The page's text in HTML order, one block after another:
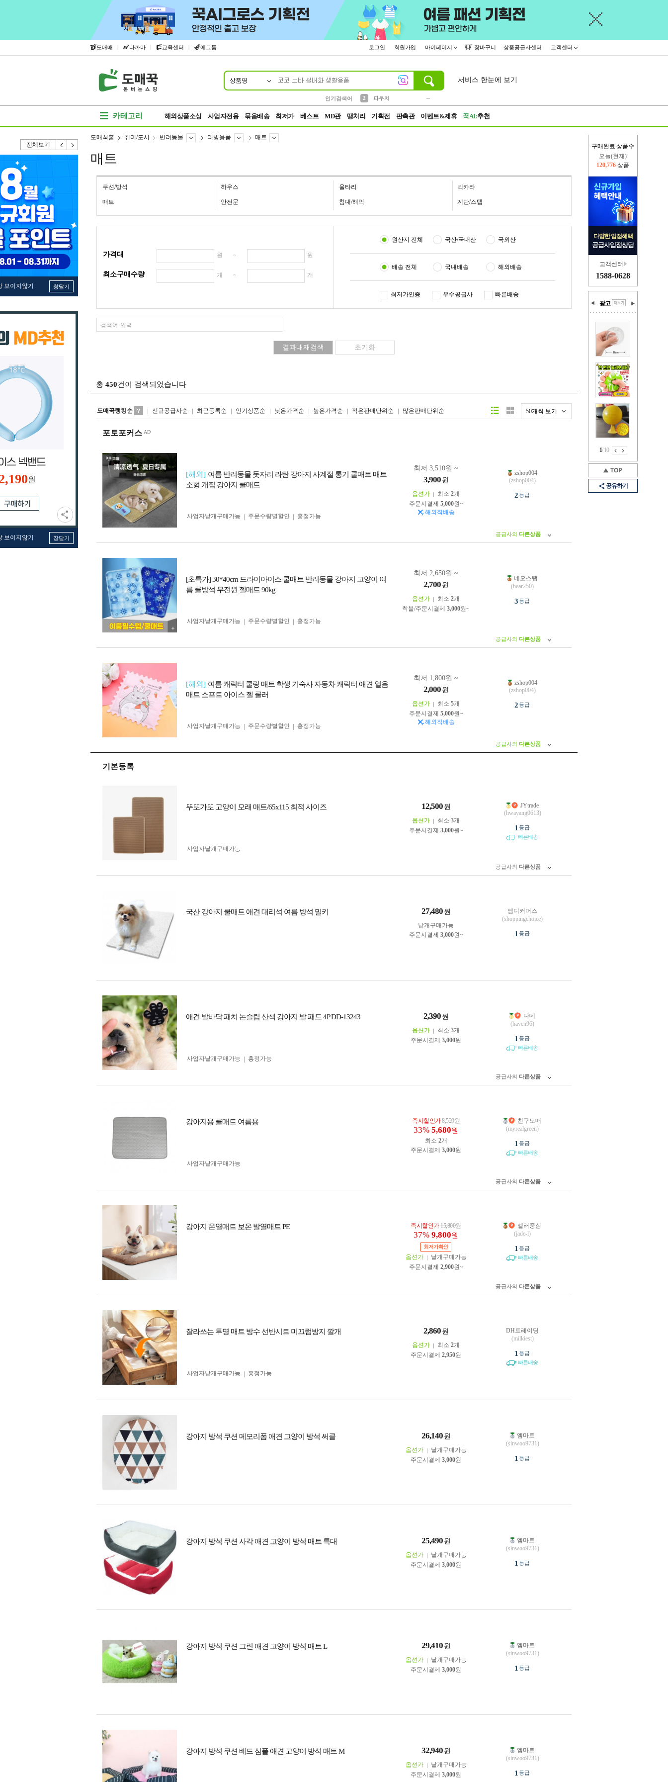
도매매 | 나까마 | 교육센터 | 에그돔 로그인 회원가입 마이페이지 장바구니 상품공급사센터 고객센터
상품명
인기검색어
2
파우치
서비스 한눈에 보기
카테고리 해외상품소싱 사업자전용 묶음배송 최저가 베스트 MD관 땡처리 기획전 판촉관 이벤트&제휴 꾹AI:추천
전체보기
보이지않기 창닫기
원
보이지않기 창닫기
구매완료 상품수
오늘(현재)
120,776 상품
다양한 입점혜택
공급사입점상담
고객센터
1588-0628
광고
1/10
공유하기
도매꾹홈 취미/도서 반려동물 리빙용품 매트
매트
쿠션/방석 하우스 울타리 넥카라
매트 안전문 침대/해먹 계단/스텝
가격대 원 ~ 원
최소구매수량 개 ~ 개
원산지 전체 국산/국내산 국외산
배송 전체 국내배송 해외배송
최저가인증 우수공급사 빠른배송
총 450건이 검색되었습니다
도매꾹랭킹순 신규공급사순 최근등록순 인기상품순 낮은가격순 높은가격순 적은판매단위순 많은판매단위순 50개씩 보기
리스트형갤러리형
포토포커스
[해외] 여름 반려동물 돗자리 라탄 강아지 사계절 통기 쿨매트 매트
소형 개집 강아지 쿨매트
최저 3,510원 ~
3,900 원
옵션가 최소 2개
주문시결제 5,000원~
해외직배송
사업자 낱개구매가능 주문수량별할인 흥정가능
zshop004
(zshop004)
2등급
공급사의 다른상품
[초특가] 30*40cm 드라이아이스 쿨매트 반려동물 강아지 고양이 여
름 쿨방석 무전원 젤매트 90kg
최저 2,650원 ~
2,700 원
옵션가 최소 2개
착불/주문시결제 3,000원~
사업자 낱개구매가능
주문수량별할인 흥정가능
네오스탭
(bear250)
3등급
공급사의 다른상품
[해외] 여름 캐릭터 쿨링 매트 학생 기숙사 자동차 캐릭터 애견 얼음
매트 소프트 아이스 젤 쿨러
최저 1,800원 ~
2,000 원
옵션가 최소 5개
주문시결제 5,000원~
해외직배송
사업자 낱개구매가능 주문수량별할인 흥정가능
zshop004
(zshop004)
2등급
공급사의 다른상품
기본등록
뚜또가또 고양이 모래 매트/65x115 최적 사이즈 12,500 원
옵션가 최소 3개
주문시결제 3,000원~
사업자 낱개구매가능
JYtrade
(hwayang0613)
1 등급
빠른배송
공급사의 다른상품
국산 강아지 쿨매트 애견 대리석 여름 방석 밀키 27,480 원
낱개구매가능
주문시결제 3,000원~
엠디커머스
(shoppingchoice)
1 등급
애견 발바닥 패치 논슬립 산책 강아지 발 패드 4P DD-13243 2,390 원
옵션가 최소 3개
주문시결제 3,000원
사업자 낱개구매가능 흥정가능
다데
(haven96)
1 등급
빠른배송
공급사의 다른상품
강아지용 쿨매트 여름용 즉시할인가8,520원
33% 5,680원
최소 2개
주문시결제 3,000원
사업자 낱개구매가능
친구도매
(myrealgreen)
1 등급
빠른배송
공급사의 다른상품
강아지 온열매트 보온 발열매트 PE 즉시할인가15,800원
37% 9,800원
최저가확인
옵션가
낱개구매가능
주문시결제 2,900원~
셀러중심
(jade-l)
1 등급
빠른배송
공급사의 다른상품
잘라쓰는 투명 매트 방수 선반시트 미끄럼방지 깔개 2,860 원
옵션가 최소 2개
주문시결제 2,950원
사업자 낱개구매가능 흥정가능
DH트레이딩
(milkiest)
1 등급
빠른배송
강아지 방석 쿠션 메모리폼 애견 고양이 방석 써클 26,140 원
옵션가
낱개구매가능
주문시결제 3,000원
엠마트
(sinwoo9731)
1 등급
강아지 방석 쿠션 사각 애견 고양이 방석 매트 특대 25,490 원
옵션가
낱개구매가능
주문시결제 3,000원
엠마트
(sinwoo9731)
1 등급
강아지 방석 쿠션 그린 애견 고양이 방석 매트 L 29,410 원
옵션가
낱개구매가능
주문시결제 3,000원
엠마트
(sinwoo9731)
1 등급
강아지 방석 쿠션 베드 심플 애견 고양이 방석 매트 M 32,940 원
옵션가
낱개구매가능
주문시결제 3,000원
엠마트
(sinwoo9731)
1 등급